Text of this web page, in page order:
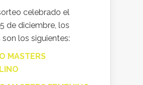
celebrado el
de diciembre, los
los siguientes:
MASTERS